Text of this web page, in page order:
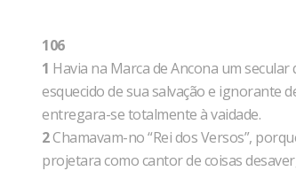
106
1 Havia na Marca de Ancona um secular
esquecido de sua salvação e ignorante
entregara-se totalmente à vaidade.
2Chamavam-no “Rei dos Versos”,
projetara como cantor de coisas